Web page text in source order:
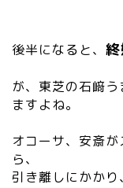
後半になると、
が、東芝の石﨑
ますよね。
オコーサ、安斎
ら、
引き離しにかかり、